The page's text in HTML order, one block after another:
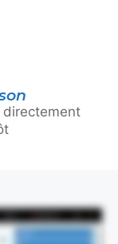
pas de son.